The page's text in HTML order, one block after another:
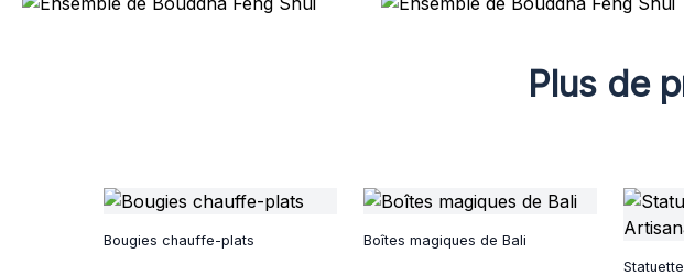
Plus de
Bougies chauffe-plats
Boîtes magiques de Bali